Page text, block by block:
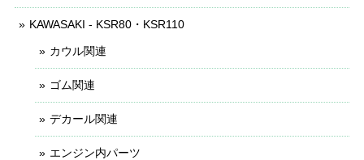
KAWASAKI - KSR80・KSR110
カウル関連
ゴム関連
デカール関連
エンジン内パーツ